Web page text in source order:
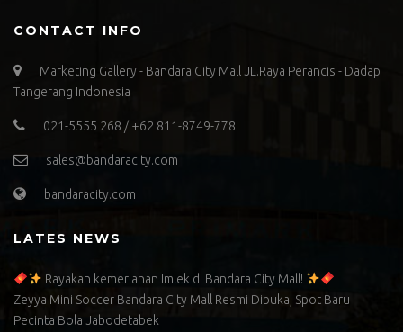
CONTACT INFO
Marketing Gallery - Bandara City Mall JL.Raya Perancis - Dadap
Tangerang Indonesia
021-5555 268 / +62 811-8749-778
sales@bandaracity.com
bandaracity.com
LATES NEWS
Rayakan kemeriahan Imlek di Bandara City Mall!
Zeyya Mini Soccer Bandara City Mall Resmi Dibuka, Spot Baru
Pecinta Bola Jabodetabek